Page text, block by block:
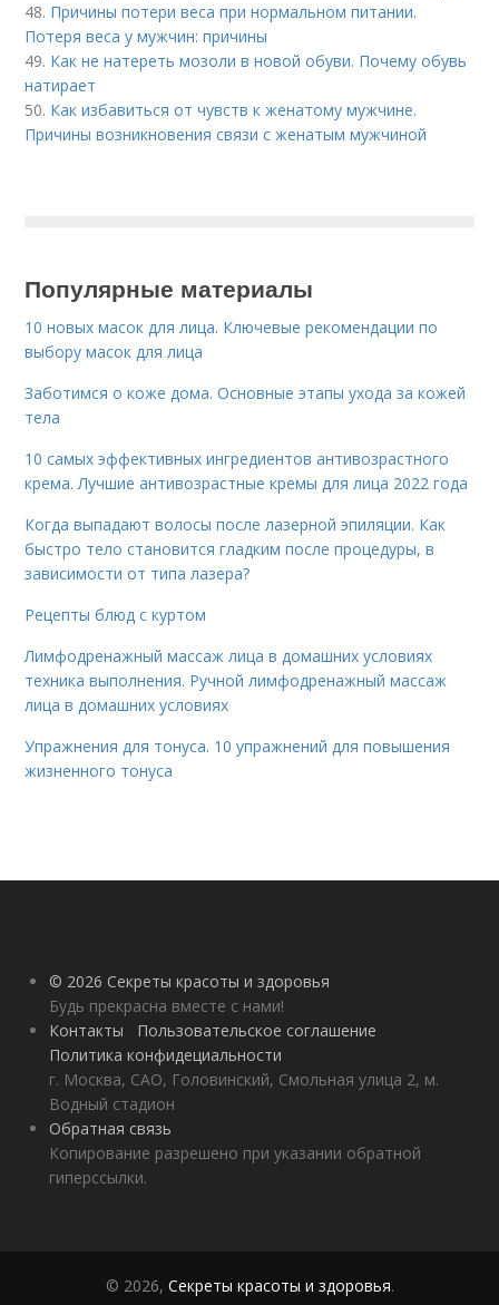
48. Причины потери веса при нормальном питании.
Потеря веса у мужчин: причины
49. Как не натереть мозоли в новой обуви. Почему обувь
натирает
50. Как избавиться от чувств к женатому мужчине.
Причины возникновения связи с женатым мужчиной
Популярные материалы
10 новых масок для лица. Ключевые рекомендации по
выбору масок для лица
Заботимся о коже дома. Основные этапы ухода за кожей
тела
10 самых эффективных ингредиентов антивозрастного
крема. Лучшие антивозрастные кремы для лица 2022 года
Когда выпадают волосы после лазерной эпиляции. Как
быстро тело становится гладким после процедуры, в
зависимости от типа лазера?
Рецепты блюд с куртом
Лимфодренажный массаж лица в домашних условиях
техника выполнения. Ручной лимфодренажный массаж
лица в домашних условиях
Упражнения для тонуса. 10 упражнений для повышения
жизненного тонуса
© 2026 Секреты красоты и здоровья
Будь прекрасна вместе с нами!
Контакты
Пользовательское соглашение
Политика конфидециальности
г. Москва, САО, Головинский, Смольная улица 2, м.
Водный стадион
Обратная связь
Копирование разрешено при указании обратной
гиперссылки.
© 2026, Секреты красоты и здоровья.